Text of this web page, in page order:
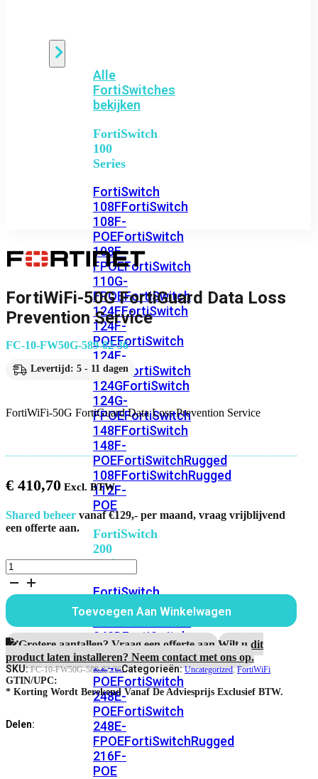
Alle
FortiSwitches
bekijken
FortiSwitch
100
Series
FortiSwitch
108FFortiSwitch
108F-
POEFortiSwitch
108F-
FPOEFortiSwitch
110G-
FPOEFortiSwitch
124FFortiSwitch
124F-
POEFortiSwitch
124F-
FPOEFortiSwitch
124GFortiSwitch
124G-
FPOEFortiSwitch
148FFortiSwitch
148F-
POEFortiSwitchRugged
108FFortiSwitchRugged
112F-
POE
FortiSwitch
200
Series
FortiSwitch
224D-
FPOE
248DFortiSwitch
224E
Fortiswitch
224E-
POEFortiSwitch
248E-
POEFortiSwitch
248E-
FPOEFortiSwitchRugged
216F-
POE
FortiWiFi-50G FortiGuard Data Loss
Prevention Service
FC-10-FW50G-589-02-36
Levertijd: 5 - 11 dagen
FortiWiFi-50G FortiGuard Data Loss Prevention Service
€ 410,70
Shared beheer vanaf €129,- per maand, vraag vrijblijvend
een offerte aan.
FortiWiFi-
50G
FortiGuard
Data
Loss
Prevention
Service
aantal
Toevoegen Aan Winkelwagen
Grotere aantallen? Vraag een offerte aan.Wilt u dit
product laten installeren? Neem contact met ons op.
SKU:FC-10-FW50G-589-02-36Categorieën:Uncategorized,FortiWiFi
GTIN/UPC:
* Korting Wordt Berekend Vanaf De Adviesprijs Exclusief BTW.
Delen: